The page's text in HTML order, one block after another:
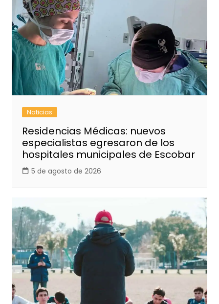
Noticias
Residencias Médicas: nuevos
especialistas egresaron de los
hospitales municipales de Escobar
5 de agosto de 2026